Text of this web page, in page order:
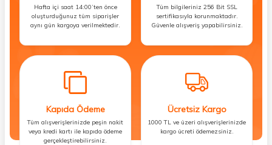
Hafta içi saat 14:00’ten önce
oluşturduğunuz tüm siparişler
aynı gün kargoya verilmektedir.
Tüm bilgileriniz 256 Bit SSL
sertifikasıyla korunmaktadır.
Güvenle alışveriş yapabilirsiniz.
Kapıda Ödeme
Tüm alışverişlerinizde peşin nakit
veya kredi kartı ile kapıda ödeme
gerçekleştirebilirsiniz.
Ücretsiz Kargo
1000 TL ve üzeri alışverişlerinizde
kargo ücreti ödemezsiniz.